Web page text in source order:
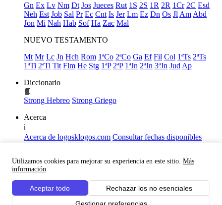
Utilizamos cookies para mejorar su experiencia en este sitio. Más
información
Aceptar todo
Rechazar los no esenciales
Gestionar preferencias
Gn Ex Lv Nm Dt Jos Jueces Rut 1S 2S 1R 2R 1Cr 2C Esd
Neh Est Job Sal Pr Ec Cnt Is Jer Lm Ez Dn Os Jl Am Abd
Jon Mi Nah Hab Sof Ha Zac Mal
NUEVO TESTAMENTO
Mt Mr Lc Jn Hch Rom 1ªCo 2ªCo Ga Ef Fil Col 1ªTs 2ªTs
1ªTi 2ªTi Tit Flm He Stg 1ªP 2ªP 1ªJn 2ªJn 3ªJn Jud Ap
Diccionario
📘
Strong Hebreo Strong Griego
Acerca
ℹ️
Acerca de logosklogos.com Consultar fechas disponibles
Links útiles
Facebook